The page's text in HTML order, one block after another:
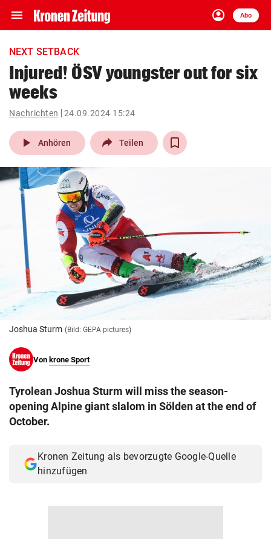
menu Navigation
ein-/ausklappen
account_circle
Anmelden
Abo
close Schließen
account_circle Anmelden
pin_drop
Wien arrow_right
bookmark
search
Suchbegriff
eingeben
© Krone Multimedia GmbH & Co KG 2026
Muthgasse 2, 1190 Wien
NEXT SETBACK
Injured! ÖSV youngster out for six
weeks
Nachrichten 24.09.2024 15:24
play_arrow Anhören Teilen
Joshua Sturm (Bild: GEPA pictures)
Von krone Sport
Tyrolean Joshua Sturm will miss the season-
opening Alpine giant slalom in Sölden at the end of
October.
Kronen Zeitung als bevorzugte Google-Quelle
hinzufügen